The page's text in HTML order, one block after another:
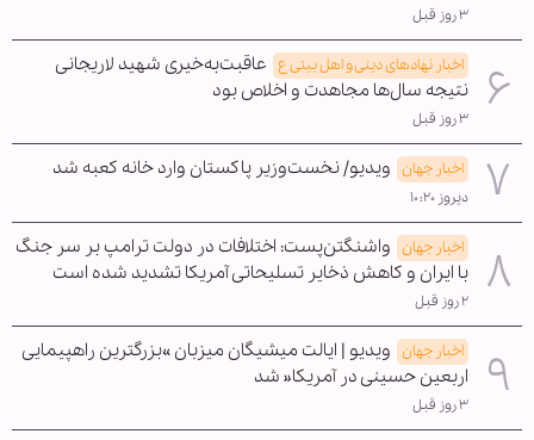
۳ روز قبل
اخبار نهادهای دینی و اهل بیتی ع عاقبت‌به‌خیری شهید لاریجانی
نتیجه سال‌ها مجاهدت و اخلاص بود
۳ روز قبل
اخبار جهان ویدیو/ نخست‌وزیر پاکستان وارد خانه کعبه شد
دیروز ۱۰:۲۰
اخبار جهان واشنگتن‌پست: اختلافات در دولت ترامپ بر سر جنگ
با ایران و کاهش ذخایر تسلیحاتی آمریکا تشدید شده است
۲ روز قبل
اخبار جهان ویدیو | ایالت میشیگان میزبان »بزرگترین راهپیمایی
اربعین حسینی در آمریکا« شد
۳ روز قبل